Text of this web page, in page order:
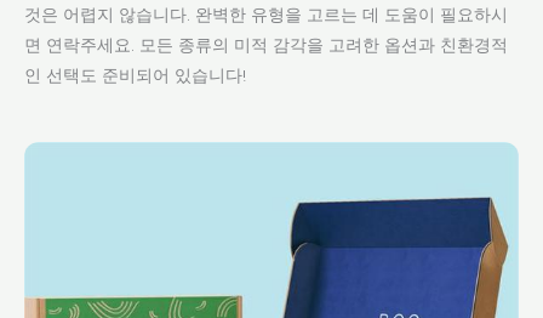
것은 어렵지 않습니다. 완벽한 유형을 고르는 데 도움이 필요하시
면 연락주세요. 모든 종류의 미적 감각을 고려한 옵션과 친환경적
인 선택도 준비되어 있습니다!